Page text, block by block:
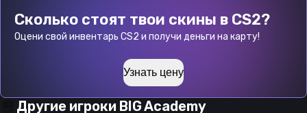
Сколько стоят твои скины в CS2?
Оцени свой инвентарь CS2 и получи деньги на карту!
Узнать цену
Другие игроки BIG Academy